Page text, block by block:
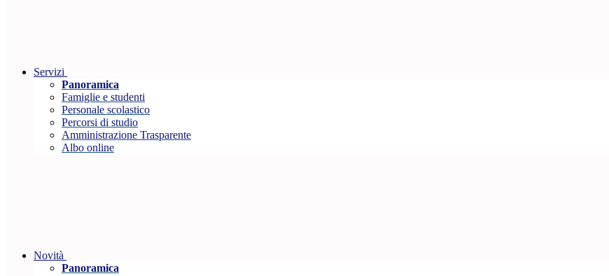
Servizi
Panoramica
Famiglie e studenti
Personale scolastico
Percorsi di studio
Amministrazione Trasparente
Albo online
Novità
Panoramica